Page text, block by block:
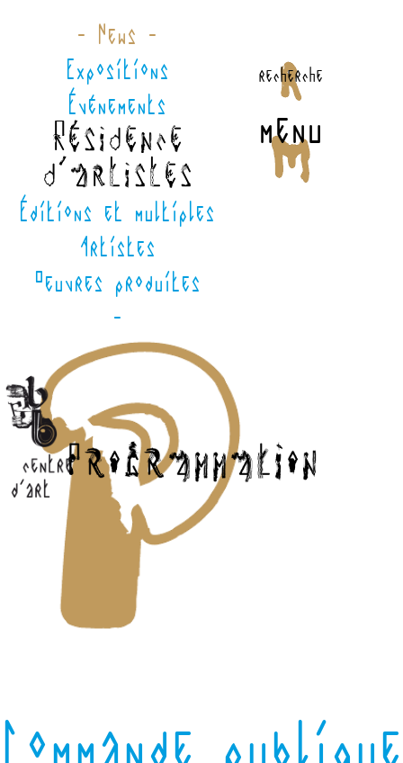
recherche
menu
- News -
Expositions
Événements
Résidence
d'artistes
Éditions et multiples
Artistes
Oeuvres produites
-
Commande publique